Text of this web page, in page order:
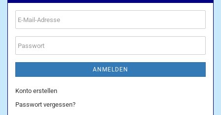
E-
Mail-
Adresse
Passwort
ANMELDEN
Konto erstellen
Passwort vergessen?